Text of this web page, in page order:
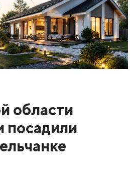
области
посадили